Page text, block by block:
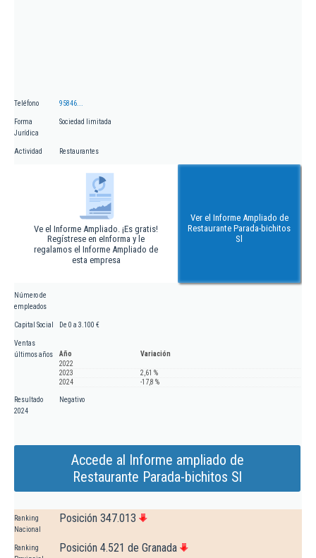
Teléfono 95846...
Forma
Jurídica
Sociedad limitada
Actividad Restaurantes
Ve el Informe Ampliado. ¡Es gratis!
Regístrese en eInforma y le
regalamos el Informe Ampliado de
esta empresa
Ver el Informe Ampliado de
Restaurante Parada-bichitos
Sl
Número de
empleados
Capital Social De 0 a 3.100 €
Ventas
últimos años
Año
Variación
2022
2023
2,61 %
2024
-17,8 %
Resultado
2024
Negativo
Accede al Informe ampliado de
Restaurante Parada-bichitos Sl
Ranking
Nacional
Posición 347.013
Ranking
Posición 4.521 de Granada